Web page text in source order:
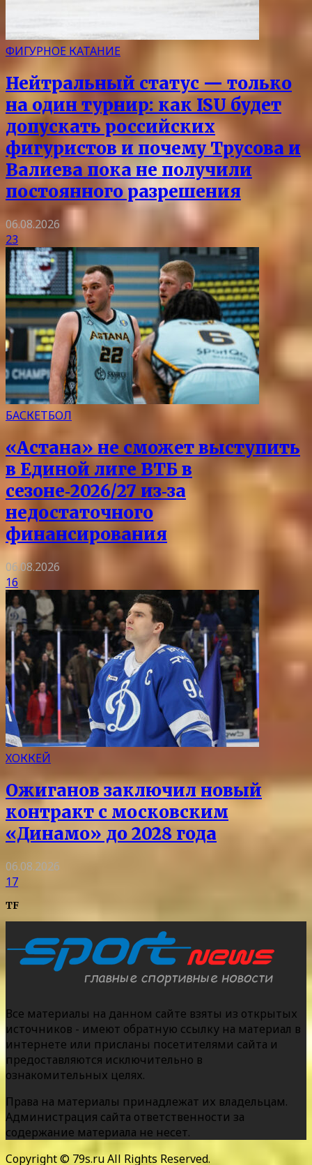
ФИГУРНОЕ КАТАНИЕ
Нейтральный статус — только
на один турнир: как ISU будет
допускать российских
фигуристов и почему Трусова и
Валиева пока не получили
постоянного разрешения
06.08.2026
23
БАСКЕТБОЛ
«Астана» не сможет выступить
в Единой лиге ВТБ в
сезоне‑2026/27 из‑за
недостаточного
финансирования
06.08.2026
16
ХОККЕЙ
Ожиганов заключил новый
контракт с московским
«Динамо» до 2028 года
06.08.2026
17
TF
Все материалы на данном сайте взяты из открытых
источников - имеют обратную ссылку на материал в
интернете или присланы посетителями сайта и
предоставляются исключительно в
ознакомительных целях.
Права на материалы принадлежат их владельцам.
Администрация сайта ответственности за
содержание материала не несет.
Copyright © 79s.ru All Rights Reserved.